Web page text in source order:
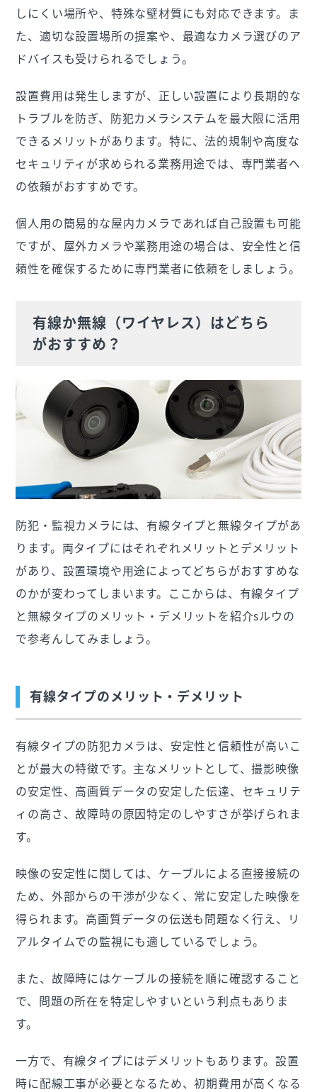
しにくい場所や、特殊な壁材質にも対応できます。ま
た、適切な設置場所の提案や、最適なカメラ選びのア
ドバイスも受けられるでしょう。
設置費用は発生しますが、正しい設置により長期的な
トラブルを防ぎ、防犯カメラシステムを最大限に活用
できるメリットがあります。特に、法的規制や高度な
セキュリティが求められる業務用途では、専門業者へ
の依頼がおすすめです。
個人用の簡易的な屋内カメラであれば自己設置も可能
ですが、屋外カメラや業務用途の場合は、安全性と信
頼性を確保するために専門業者に依頼をしましょう。
有線か無線（ワイヤレス）はどちら
がおすすめ？
防犯・監視カメラには、有線タイプと無線タイプがあ
ります。両タイプにはそれぞれメリットとデメリット
があり、設置環境や用途によってどちらがおすすめな
のかが変わってしまいます。ここからは、有線タイプ
と無線タイプのメリット・デメリットを紹介sルウの
で参考んしてみましょう。
有線タイプのメリット・デメリット
有線タイプの防犯カメラは、安定性と信頼性が高いこ
とが最大の特徴です。主なメリットとして、撮影映像
の安定性、高画質データの安定した伝達、セキュリテ
ィの高さ、故障時の原因特定のしやすさが挙げられま
す。
映像の安定性に関しては、ケーブルによる直接接続の
ため、外部からの干渉が少なく、常に安定した映像を
得られます。高画質データの伝送も問題なく行え、リ
アルタイムでの監視にも適しているでしょう。
また、故障時にはケーブルの接続を順に確認すること
で、問題の所在を特定しやすいという利点もありま
す。
一方で、有線タイプにはデメリットもあります。設置
時に配線工事が必要となるため、初期費用が高くなる